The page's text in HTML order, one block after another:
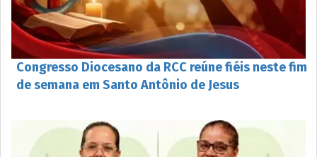
Congresso Diocesano da RCC reúne fiéis neste fim
de semana em Santo Antônio de Jesus